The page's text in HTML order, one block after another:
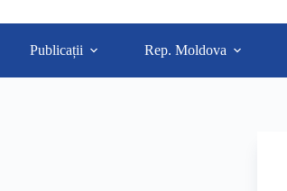
Publicații Rep. Moldova